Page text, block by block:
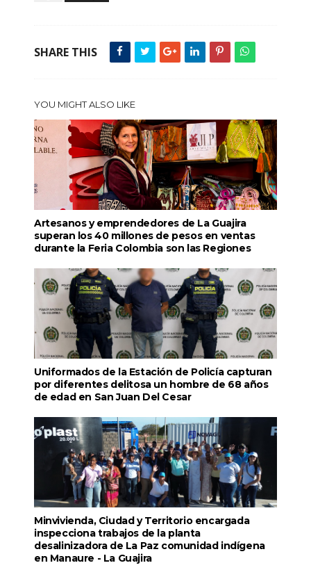
SHARE THIS
YOU MIGHT ALSO LIKE
Artesanos y emprendedores de La Guajira
superan los 40 millones de pesos en ventas
durante la Feria Colombia son las Regiones
Uniformados de la Estación de Policía capturan
por diferentes delitosa un hombre de 68 años
de edad en San Juan Del Cesar
Minvivienda, Ciudad y Territorio encargada
inspecciona trabajos de la planta
desalinizadora de La Paz comunidad indígena
en Manaure - La Guajira